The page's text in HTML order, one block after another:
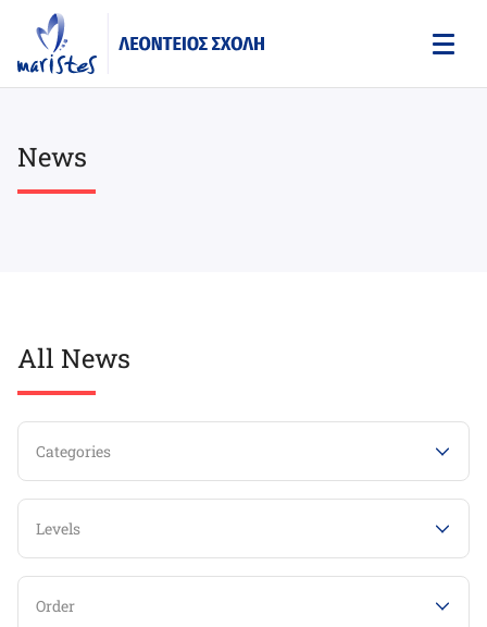
main
content
News
All News
Categories
Levels
Order